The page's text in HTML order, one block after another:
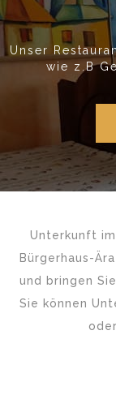
Unser
wie z.B
Unterkunft
Bürgerhaus-
und bringen
Sie können